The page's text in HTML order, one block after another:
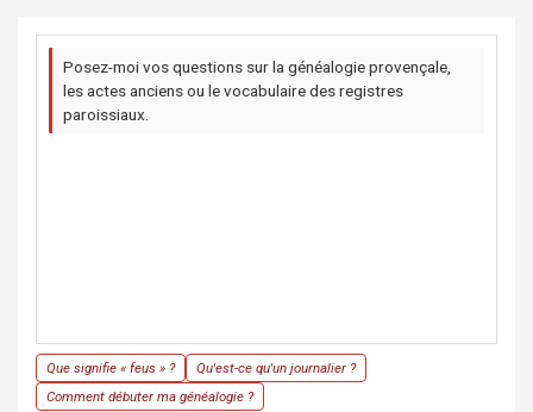
Posez-moi vos questions sur la généalogie provençale,
les actes anciens ou le vocabulaire des registres
paroissiaux.
Que signifie « feus » ?
Qu'est-ce qu'un journalier ?
Comment débuter ma généalogie ?